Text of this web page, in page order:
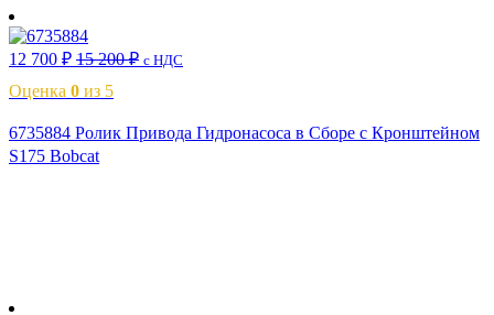
12 700 ₽ 15 200₽ с НДС
Оценка 0 из 5
6735884 Ролик Привода Гидронасоса в Сборе с Кронштейном
S175 Bobcat